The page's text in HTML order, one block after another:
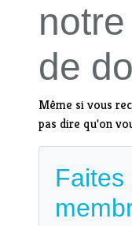
de
Même si vous
pas dire qu'on
Faites